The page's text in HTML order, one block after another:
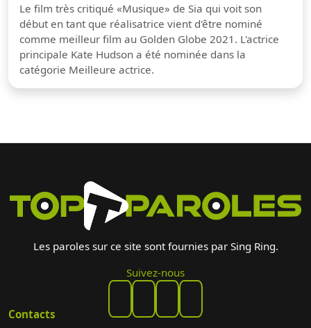
Le film très critiqué «Musique» de Sia qui voit son
début en tant que réalisatrice vient d'être nominé
comme meilleur film au Golden Globe 2021. L'actrice
principale Kate Hudson a été nominée dans la
catégorie Meilleure actrice.
Les paroles sur ce site sont fournies par Sing Ring.
Suivez-nous
Contacts